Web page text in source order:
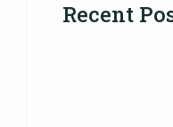
Recent